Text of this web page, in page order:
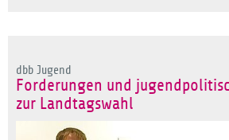
dbb Jugend
Forderungen und
zur Landtagswahl